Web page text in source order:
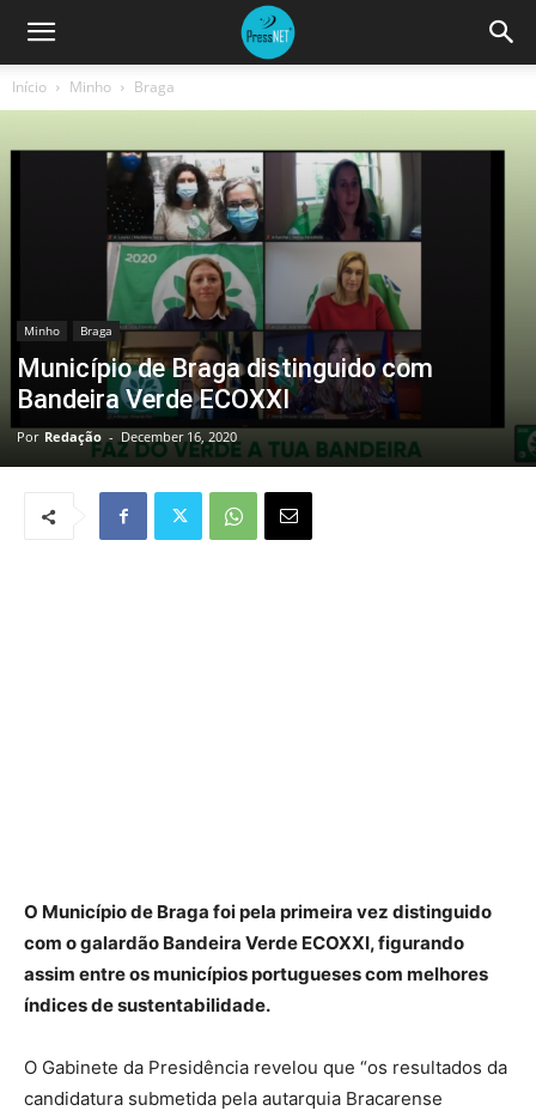
Início Minho Braga
Minho Braga
Município de Braga distinguido com
Bandeira Verde ECOXXI
Por Redação - December 16, 2020
O Município de Braga foi pela primeira vez distinguido
com o galardão Bandeira Verde ECOXXI, figurando
assim entre os municípios portugueses com melhores
índices de sustentabilidade.
O Gabinete da Presidência revelou que “os resultados da
candidatura submetida pela autarquia Bracarense